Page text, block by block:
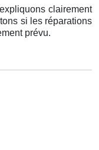
clairement
si les réparations
prévu.